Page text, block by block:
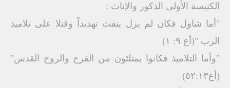
الكنيسة الأولى الذكور والإناث :
"أما شاول فكان لم يزل ينفث تهديداً وقتلا على تلاميذ
الرب "(أع ٩: ۱)
"وأما التلاميذ فكانوا يمتلئون من الفرح والروح القدس"
(أع٥٢:١٣)